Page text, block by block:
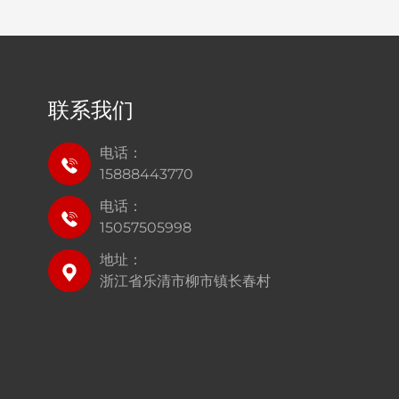
联系我们
电话：
15888443770
电话：
15057505998
地址：
浙江省乐清市柳市镇长春村